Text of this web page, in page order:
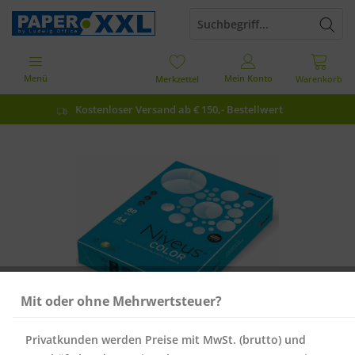
Kostenloser Versand ab € 150,- Bestellwert
Warenkorb
Merkzettel Mein Konto
Menü
Mit oder ohne Mehrwertsteuer?
Privatkunden werden Preise mit MwSt. (brutto) und